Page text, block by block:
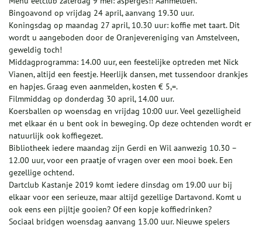
Bingoavond op vrijdag 24 april, aanvang 19.30 uur.
Koningsdag op maandag 27 april, 10.30 uur: koffie met taart. Dit
wordt u aangeboden door de Oranjevereniging van Amstelveen,
geweldig toch!
Middagprogramma: 14.00 uur, een feestelijke optreden met Nick
Vianen, altijd een feestje. Heerlijk dansen, met tussendoor drankjes
en hapjes. Graag even aanmelden, kosten € 5,=.
Filmmiddag op donderdag 30 april, 14.00 uur.
Koersballen op woensdag en vrijdag 10:00 uur. Veel gezelligheid
met elkaar én u bent ook in beweging. Op deze ochtenden wordt er
natuurlijk ook koffiegezet.
Bibliotheek iedere maandag zijn Gerdi en Wil aanwezig 10.30 –
12.00 uur, voor een praatje of vragen over een mooi boek. Een
gezellige ochtend.
Dartclub Kastanje 2019 komt iedere dinsdag om 19.00 uur bij
elkaar voor een serieuze, maar altijd gezellige Dartavond. Komt u
ook eens een pijltje gooien? Of een kopje koffiedrinken?
Sociaal bridgen woensdag aanvang 13.00 uur. Nieuwe spelers